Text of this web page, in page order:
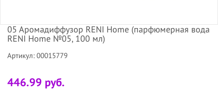
05 Аромадиффузор RENI Home (парфюмерная вода
RENI Home №05, 100 мл)
Артикул: 00015779
446.99 руб.